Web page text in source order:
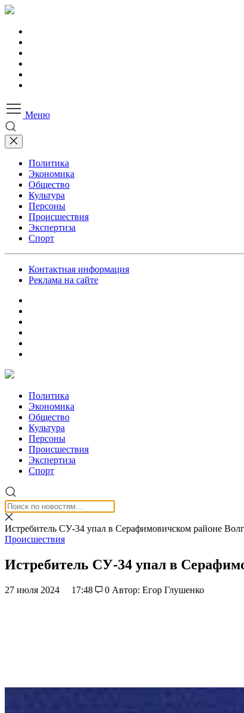
Меню
Политика
Экономика
Общество
Культура
Персоны
Происшествия
Экспертиза
Спорт
Контактная информация
Реклама на сайте
Политика
Экономика
Общество
Культура
Персоны
Происшествия
Экспертиза
Спорт
Истребитель СУ-34 упал в Серафимовичском районе
Происшествия
Истребитель СУ-34 упал в
27 июля 2024 17:48 0 Автор: Егор Глушенко